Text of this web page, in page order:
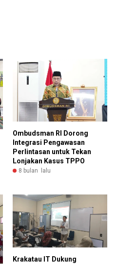
Ombudsman RI Dorong
Integrasi Pengawasan
Perlintasan untuk Tekan
Lonjakan Kasus TPPO
8 bulan lalu
Krakatau IT Dukung